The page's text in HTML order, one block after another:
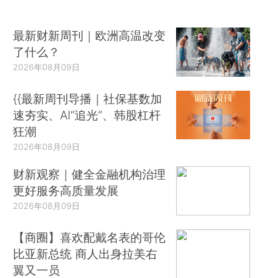
最新财新周刊｜欧洲高温改变
了什么？
2026年08月09日
{{最新周刊导播｜社保基数加
速夯实、AI“追光”、韩股杠杆
狂潮
2026年08月09日
财新观察｜健全金融机构治理
更好服务高质量发展
2026年08月09日
【商圈】喜欢配戴名表的哥伦
比亚新总统 商人出身拉美右
翼又一员